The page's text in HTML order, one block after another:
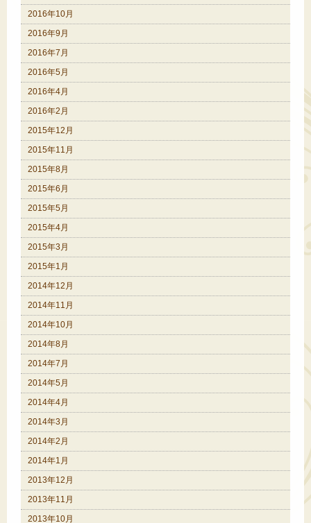
2016年10月
2016年9月
2016年7月
2016年5月
2016年4月
2016年2月
2015年12月
2015年11月
2015年8月
2015年6月
2015年5月
2015年4月
2015年3月
2015年1月
2014年12月
2014年11月
2014年10月
2014年8月
2014年7月
2014年5月
2014年4月
2014年3月
2014年2月
2014年1月
2013年12月
2013年11月
2013年10月